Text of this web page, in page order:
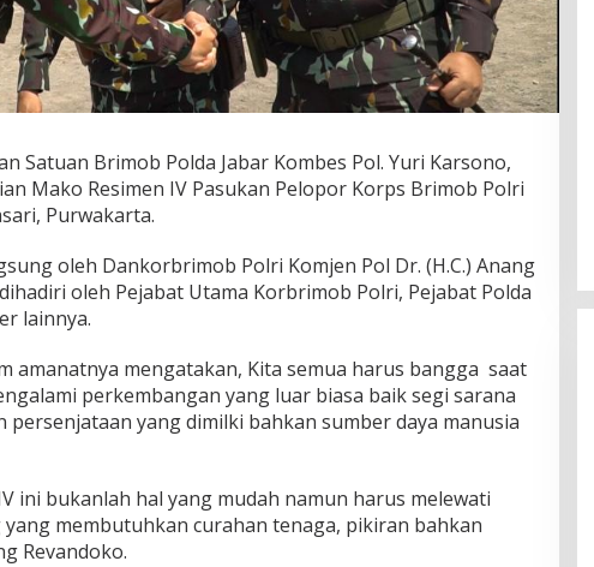
Satuan Brimob Polda Jabar Kombes Pol. Yuri Karsono,
Mako Resimen IV Pasukan Pelopor Korps Brimob Polri
Purwakarta.
oleh Dankorbrimob Polri Komjen Pol Dr. (H.C.) Anang
oleh Pejabat Utama Korbrimob Polri, Pejabat Polda
lainnya.
amanatnya mengatakan, Kita semua harus bangga saat
perkembangan yang luar biasa baik segi sarana
persenjataan yang dimilki bahkan sumber daya manusia
ini bukanlah hal yang mudah namun harus melewati
membutuhkan curahan tenaga, pikiran bahkan
Revandoko.
Wakil Panglima TNI dan Sejumlah
Pejabat Negara Terima Warga
Kehormatan dan Brevet Korps